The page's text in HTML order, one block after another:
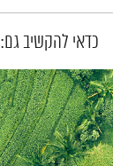
כדאי להקשיב גם: